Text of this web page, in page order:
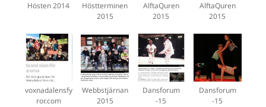
Hösten 2014
Höstterminen
2015
AlftaQuren
2015
AlftaQuren
2015
voxnadalensfy
ror.com
Webbstjärnan
2015
Dansforum
-15
Dansforum
-15